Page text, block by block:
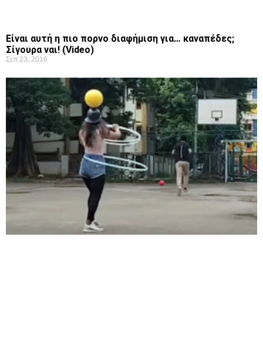
Είναι αυτή η πιο πoρvo διαφήμιση για… καναπέδες;
Σίγουρα ναι! (Video)
Σεπ 23, 2016